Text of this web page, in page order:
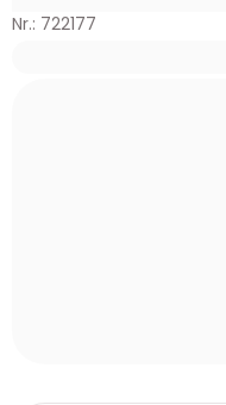
Nr.: 722177